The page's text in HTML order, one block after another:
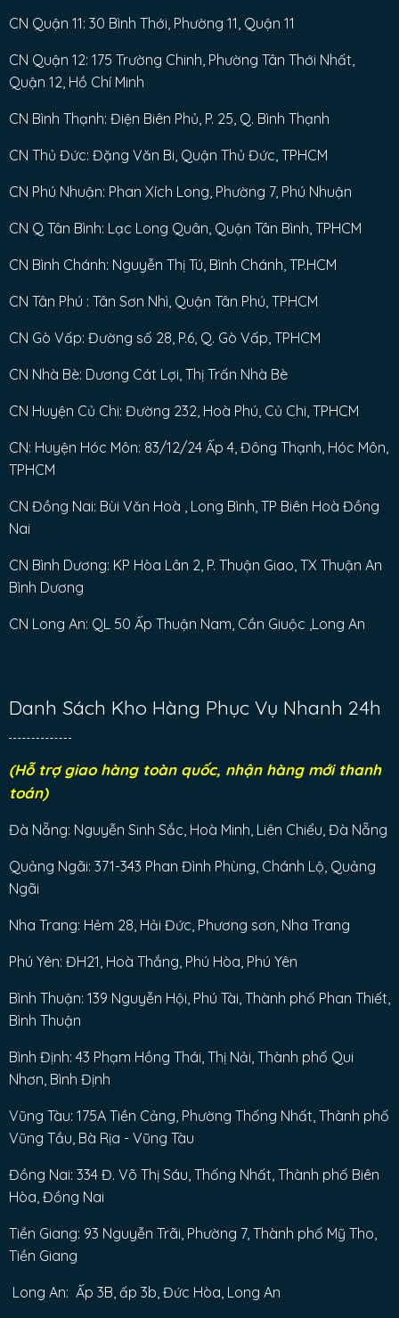
CN Quận 11: 30 Bình Thới, Phường 11, Quận 11
CN Quận 12: 175 Trường Chinh, Phường Tân Thới Nhất,
Quận 12, Hồ Chí Minh
CN Bình Thạnh: Điện Biên Phủ, P. 25, Q. Bình Thạnh
CN Thủ Đức: Đặng Văn Bi, Quận Thủ Đức, TPHCM
CN Phú Nhuận: Phan Xích Long, Phường 7, Phú Nhuận
CN Q Tân Bình: Lạc Long Quân, Quận Tân Bình, TPHCM
CN Bình Chánh: Nguyễn Thị Tú, Bình Chánh, TP.HCM
CN Tân Phú : Tân Sơn Nhì, Quận Tân Phú, TPHCM
CN Gò Vấp: Đường số 28, P.6, Q. Gò Vấp, TPHCM
CN Nhà Bè: Dương Cát Lợi, Thị Trấn Nhà Bè
CN Huyện Củ Chi: Đường 232, Hoà Phú, Củ Chi, TPHCM
CN: Huyện Hóc Môn: 83/12/24 Ấp 4, Đông Thạnh, Hóc Môn,
TPHCM
CN Đồng Nai: Bùi Văn Hoà , Long Bình, TP Biên Hoà Đồng
Nai
CN Bình Dương: KP Hòa Lân 2, P. Thuận Giao, TX Thuận An
Bình Dương
CN Long An: QL 50 Ấp Thuận Nam, Cần Giuộc ,Long An
Danh Sách Kho Hàng Phục Vụ Nhanh 24h
(Hỗ trợ giao hàng toàn quốc, nhận hàng mới thanh
toán)
Đà Nẵng: Nguyễn Sinh Sắc, Hoà Minh, Liên Chiểu, Đà Nẵng
Quảng Ngãi: 371-343 Phan Đình Phùng, Chánh Lộ, Quảng
Ngãi
Nha Trang: Hẻm 28, Hải Đức, Phương sơn, Nha Trang
Phú Yên: ĐH21, Hoà Thắng, Phú Hòa, Phú Yên
Bình Thuận: 139 Nguyễn Hội, Phú Tài, Thành phố Phan Thiết,
Bình Thuận
Bình Định: 43 Phạm Hồng Thái, Thị Nải, Thành phố Qui
Nhơn, Bình Định
Vũng Tàu: 175A Tiền Cảng, Phường Thống Nhất, Thành phố
Vũng Tầu, Bà Rịa - Vũng Tàu
Đồng Nai: 334 Đ. Võ Thị Sáu, Thống Nhất, Thành phố Biên
Hòa, Đồng Nai
Tiền Giang: 93 Nguyễn Trãi, Phường 7, Thành phố Mỹ Tho,
Tiền Giang
Long An: Ấp 3B, ấp 3b, Đức Hòa, Long An